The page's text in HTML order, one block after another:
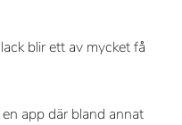
blir ett av mycket få
app där bland annat